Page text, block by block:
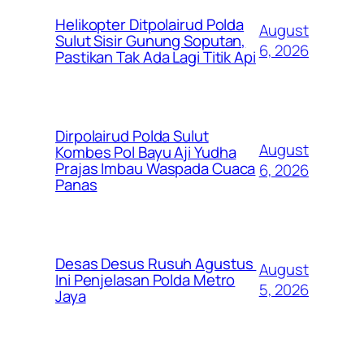
Helikopter Ditpolairud Polda
Sulut Sisir Gunung Soputan,
Pastikan Tak Ada Lagi Titik Api
August
6, 2026
Dirpolairud Polda Sulut
Kombes Pol Bayu Aji Yudha
Prajas Imbau Waspada Cuaca
Panas
August
6, 2026
Desas Desus Rusuh Agustus
Ini Penjelasan Polda Metro
Jaya
August
5, 2026